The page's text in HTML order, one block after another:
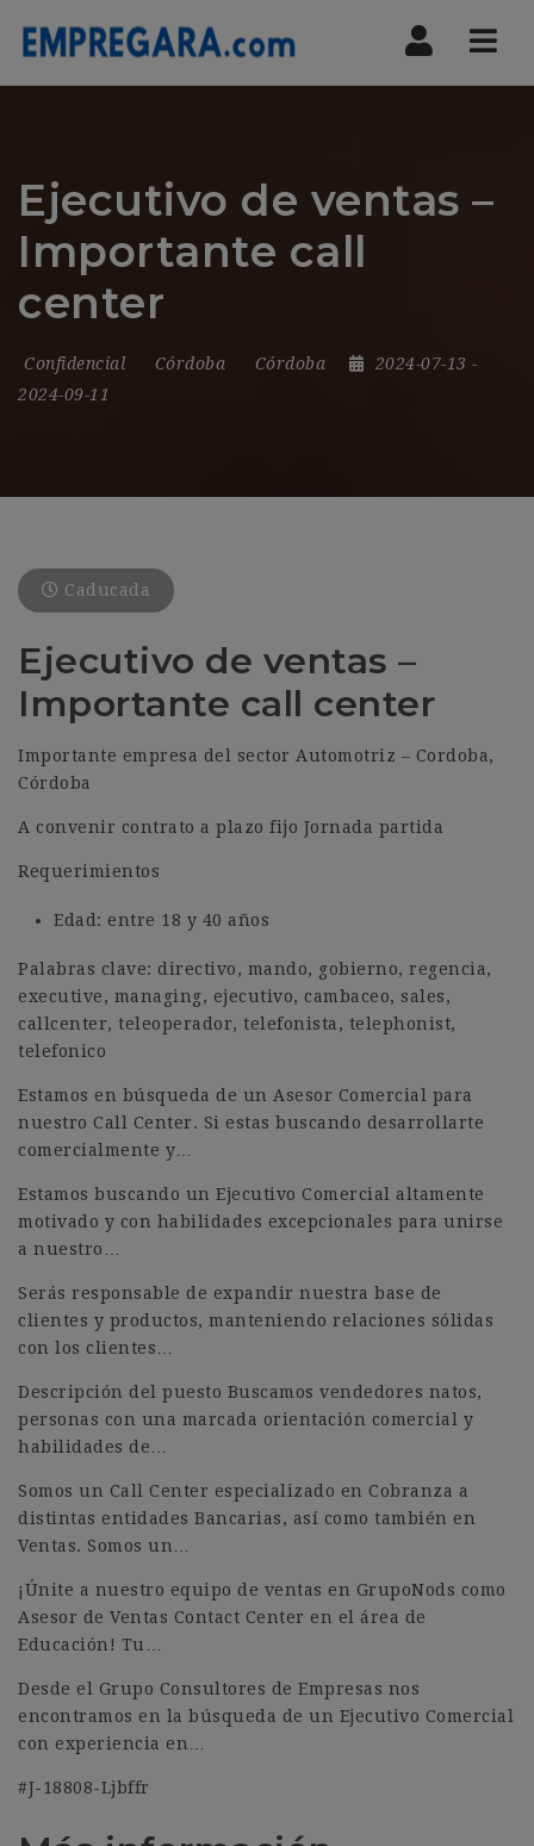
Ejecutivo de ventas –
Importante call
center
Confidencial Córdoba Córdoba 2024-07-13 -
2024-09-11
Caducada
Ejecutivo de ventas –
Importante call center
Importante empresa del sector Automotriz – Cordoba,
Córdoba
A convenir contrato a plazo fijo Jornada partida
Requerimientos
Edad: entre 18 y 40 años
Palabras clave: directivo, mando, gobierno, regencia,
executive, managing, ejecutivo, cambaceo, sales,
callcenter, teleoperador, telefonista, telephonist,
telefonico
Estamos en búsqueda de un Asesor Comercial para
nuestro Call Center. Si estas buscando desarrollarte
comercialmente y…
Estamos buscando un Ejecutivo Comercial altamente
motivado y con habilidades excepcionales para unirse
a nuestro…
Serás responsable de expandir nuestra base de
clientes y productos, manteniendo relaciones sólidas
con los clientes…
Descripción del puesto Buscamos vendedores natos,
personas con una marcada orientación comercial y
habilidades de…
Somos un Call Center especializado en Cobranza a
distintas entidades Bancarias, así como también en
Ventas. Somos un…
¡Únite a nuestro equipo de ventas en GrupoNods como
Asesor de Ventas Contact Center en el área de
Educación! Tu…
Desde el Grupo Consultores de Empresas nos
encontramos en la búsqueda de un Ejecutivo Comercial
con experiencia en…
#J-18808-Ljbffr